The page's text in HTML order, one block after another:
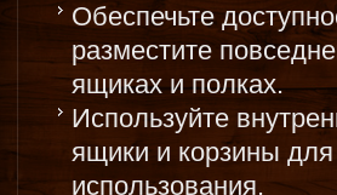
Обеспечьте
разместите
ящиках и полках.
Используйте
ящики и корзины для
использования.